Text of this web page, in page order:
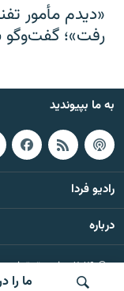
ما را
«دیدم مأمور
رفت»؛ گفت‌و‌گو
به ما بپیوندید
رادیو فردا
درباره
© ۲۰۲۶ تمام حقوق
محفوظ است.